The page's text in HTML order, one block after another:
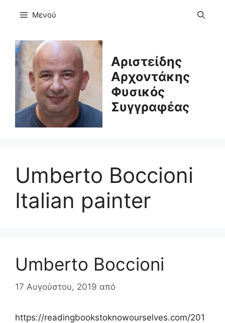
Μενού
Αριστείδης
Αρχοντάκης
Φυσικός
Συγγραφέας
Umberto Boccioni
Italian painter
Umberto Boccioni
17 Αυγούστου, 2019 από
https://readingbookstoknowourselves.com/201